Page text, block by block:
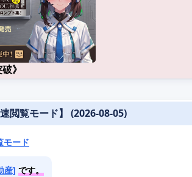
》
閲覧モード】 (2026-08-05)
モード
産] です。